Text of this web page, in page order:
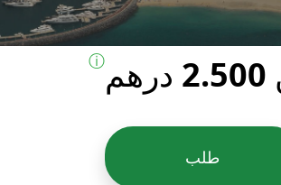
ⓘ
طلب